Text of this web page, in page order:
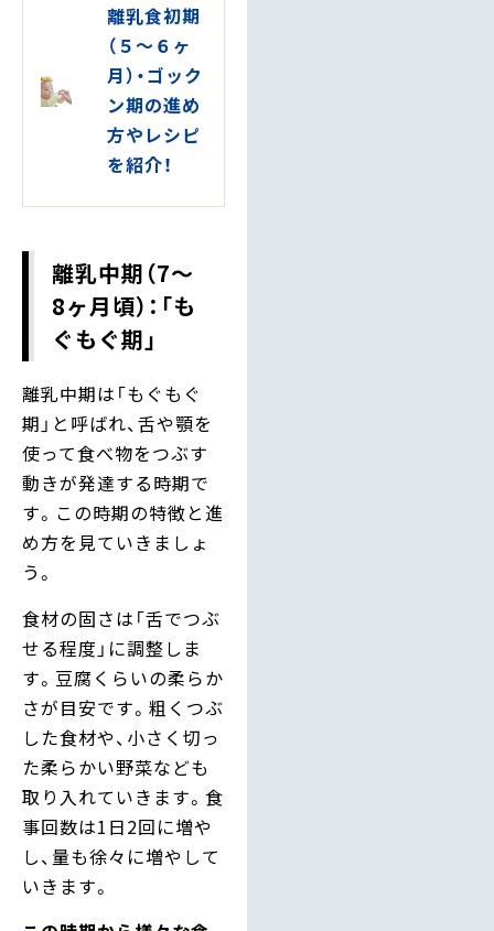
離乳食初期
（５～６ヶ
月）・ゴック
ン期の進め
方やレシピ
を紹介！
離乳中期（7〜
8ヶ月頃）：「も
ぐもぐ期」
離乳中期は「もぐもぐ
期」と呼ばれ、舌や顎を
使って食べ物をつぶす
動きが発達する時期で
す。この時期の特徴と進
め方を見ていきましょ
う。
食材の固さは「舌でつぶ
せる程度」に調整しま
す。豆腐くらいの柔らか
さが目安です。粗くつぶ
した食材や、小さく切っ
た柔らかい野菜なども
取り入れていきます。食
事回数は1日2回に増や
し、量も徐々に増やして
いきます。